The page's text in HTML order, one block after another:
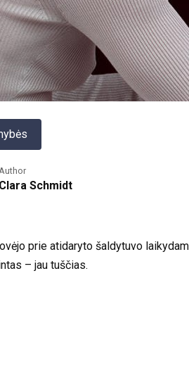
Clara Schmidt
prie atidaryto šaldytuvo
– jau tuščias.